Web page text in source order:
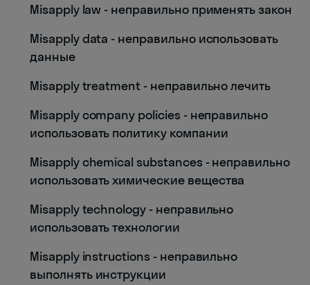
Misapply law - неправильно применять закон
Misapply data - неправильно использовать
данные
Misapply treatment - неправильно лечить
Misapply company policies - неправильно
использовать политику компании
Misapply chemical substances - неправильно
использовать химические вещества
Misapply technology - неправильно
использовать технологии
Misapply instructions - неправильно
выполнять инструкции